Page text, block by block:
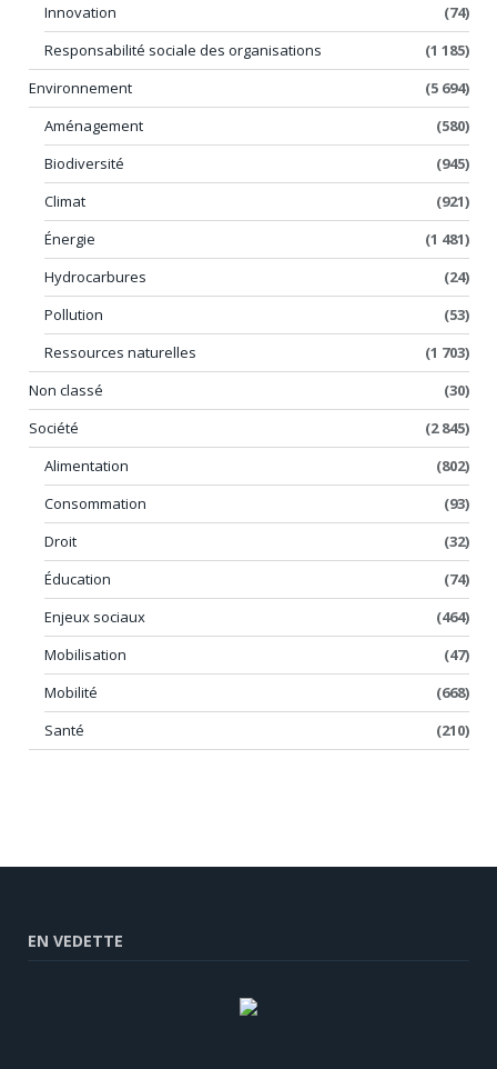
Innovation
(74)
Responsabilité sociale des organisations
(1 185)
Environnement
(5 694)
Aménagement
(580)
Biodiversité
(945)
Climat
(921)
Énergie
(1 481)
Hydrocarbures
(24)
Pollution
(53)
Ressources naturelles
(1 703)
Non classé
(30)
Société
(2 845)
Alimentation
(802)
Consommation
(93)
Droit
(32)
Éducation
(74)
Enjeux sociaux
(464)
Mobilisation
(47)
Mobilité
(668)
Santé
(210)
EN VEDETTE